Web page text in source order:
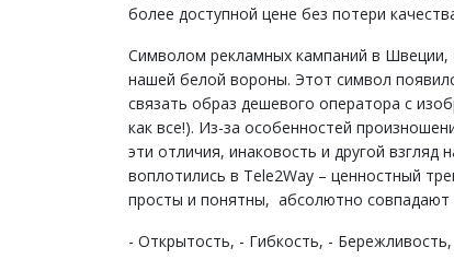
более доступной цене без потери
Символом рекламных кампаний в Швеции,
нашей белой вороны. Этот символ
связать образ дешевого оператора с
как все!). Из-за особенностей
эти отличия, инаковость и другой
воплотились в Tele2Way – ценностный
просты и понятны, абсолютно совпадают
- Открытость, - Гибкость, -